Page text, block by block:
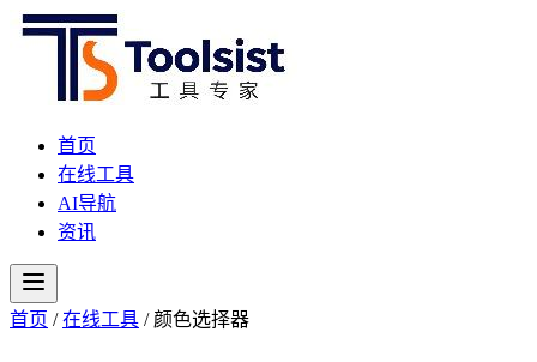
首页
在线工具
AI导航
资讯
首页 / 在线工具 / 颜色选择器